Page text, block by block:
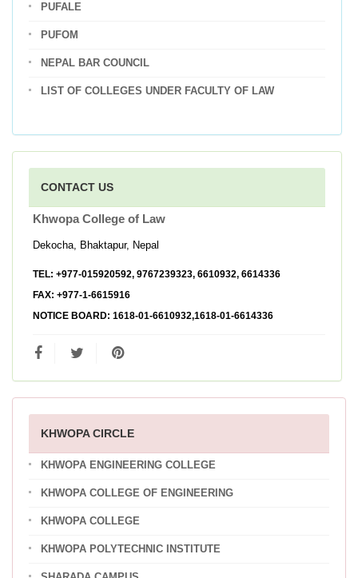
PUFALE
PUFOM
NEPAL BAR COUNCIL
LIST OF COLLEGES UNDER FACULTY OF LAW
CONTACT US
Khwopa College of Law
Dekocha, Bhaktapur, Nepal
TEL: +977-015920592, 9767239323, 6610932, 6614336
FAX: +977-1-6615916
NOTICE BOARD: 1618-01-6610932,1618-01-6614336
KHWOPA CIRCLE
KHWOPA ENGINEERING COLLEGE
KHWOPA COLLEGE OF ENGINEERING
KHWOPA COLLEGE
KHWOPA POLYTECHNIC INSTITUTE